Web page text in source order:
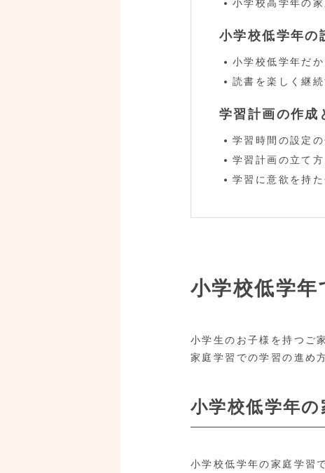
小学校高学年の
小学校低学年の
小学校低学年だ
読書を楽しく継
学習計画の作成
学習時間の設定
学習計画の立て方
学習に意欲を持
小学校低学
小学生のお子様を持つご
家庭学習での学習の進め
小学校低学年
小学校低学年の家庭学習